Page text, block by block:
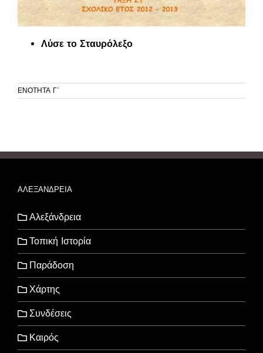
Λύσε το Σταυρόλεξο
ΕΝΟΤΗΤΑ Γ΄
ΑΛΕΞΑΝΔΡΕΙΑ
Αλεξάνδρεια
Τοπική Ιστορία
Παράδοση
Χάρτης
Συνδέσεις
Καιρός